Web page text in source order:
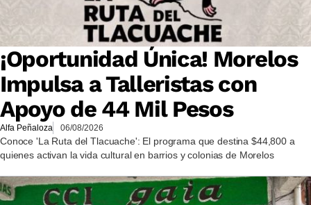
¡Oportunidad Única! Morelos
Impulsa a Talleristas con
Apoyo de 44 Mil Pesos
Alfa Peñaloza 06/08/2026
Conoce 'La Ruta del Tlacuache': El programa que destina $44,800 a
quienes activan la vida cultural en barrios y colonias de Morelos